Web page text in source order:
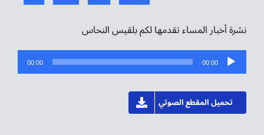
نشرة أخبار المساء تقدمها لكم بلقيس النحاس
مشغل
الصوت
00:00
00:00
تحميل المقطع الصوتي